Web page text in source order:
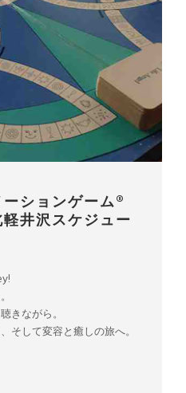
ションゲーム®︎
井沢スケジュー
きながら。
そして変容と癒しの旅へ。